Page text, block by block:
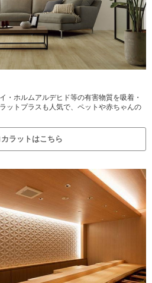
・ホルムアルデヒド等の有害物質を吸着・
ットプラスも人気で、ペットや赤ちゃんの
ラットはこちら